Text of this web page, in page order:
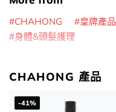
CHAHONG 皇牌產品
身體&頭髮護理
CHAHONG 產品
-41%